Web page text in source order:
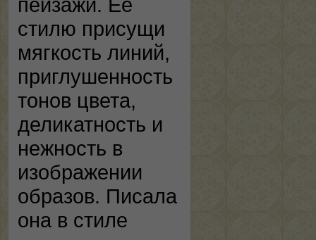
стилю присущи
мягкость линий,
приглушенность
тонов цвета,
деликатность и
нежность в
изображении
образов. Писала
она в стиле